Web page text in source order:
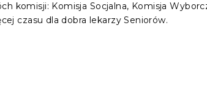
komisji: Komisja Socjalna, Komisja
czasu dla dobra lekarzy Seniorów.